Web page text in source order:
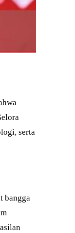
serta
bangga